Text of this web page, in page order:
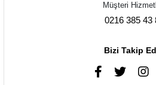
Müşteri
0216 385 43
Bizi Takip